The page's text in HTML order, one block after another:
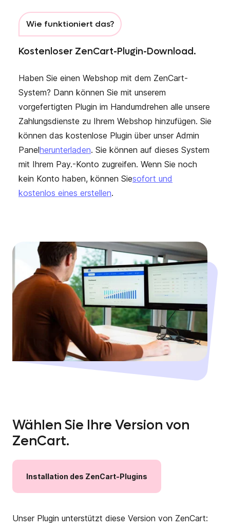
Wie funktioniert das?
Kostenloser ZenCart-Plugin-Download.
Haben Sie einen Webshop mit dem ZenCart-
System? Dann können Sie mit unserem
vorgefertigten Plugin im Handumdrehen alle unsere
Zahlungsdienste zu Ihrem Webshop hinzufügen. Sie
können das kostenlose Plugin über unser Admin
Panelherunterladen. Sie können auf dieses System
mit Ihrem Pay.-Konto zugreifen. Wenn Sie noch
kein Konto haben, können Siesofort und
kostenlos eines erstellen.
Wählen Sie Ihre Version von
ZenCart.
Installation des ZenCart-Plugins
Unser Plugin unterstützt diese Version von ZenCart: